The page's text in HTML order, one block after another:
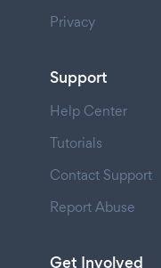
Privacy
Support
Help Center
Tutorials
Contact Support
Report Abuse
Get Involved